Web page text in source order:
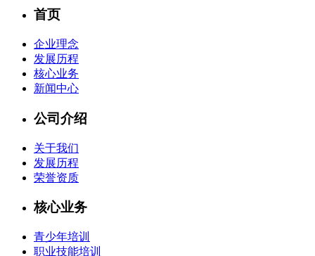
首页
企业理念
发展历程
核心业务
新闻中心
公司介绍
关于我们
发展历程
荣誉资质
核心业务
青少年培训
职业技能培训